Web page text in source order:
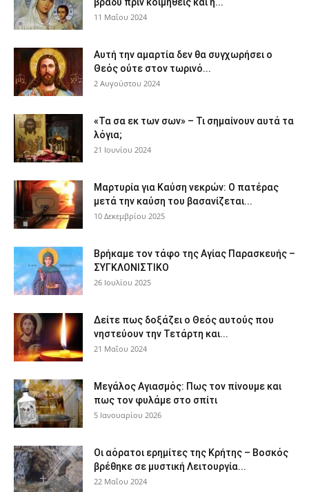
11 Μαΐου 2024
Αυτή την αμαρτία δεν θα συγχωρήσει ο
Θεός ούτε στον τωρινό...
2 Αυγούστου 2024
«Τα σα εκ των σων» – Τι σημαίνουν αυτά τα
λόγια;
21 Ιουνίου 2024
Μαρτυρία για Καύση νεκρών: Ο πατέρας
μετά την καύση του βασανίζεται...
10 Δεκεμβρίου 2025
Βρήκαμε τον τάφο της Αγίας Παρασκευής –
ΣΥΓΚΛΟΝΙΣΤΙΚΟ
26 Ιουλίου 2025
Δείτε πως δοξάζει ο Θεός αυτούς που
νηστεύουν την Τετάρτη και...
21 Μαΐου 2024
Μεγάλος Αγιασμός: Πως τον πίνουμε και
πως τον φυλάμε στο σπίτι
5 Ιανουαρίου 2026
Οι αόρατοι ερημίτες της Κρήτης – Βοσκός
βρέθηκε σε μυστική Λειτουργία...
22 Μαΐου 2024